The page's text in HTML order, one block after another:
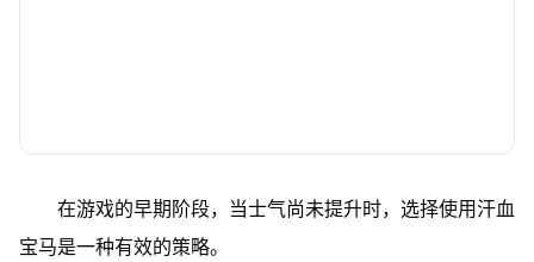
在游戏的早期阶段，当士气尚未提升时，选择使用汗血
宝马是一种有效的策略。